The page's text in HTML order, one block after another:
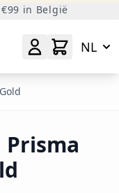
in België
NL